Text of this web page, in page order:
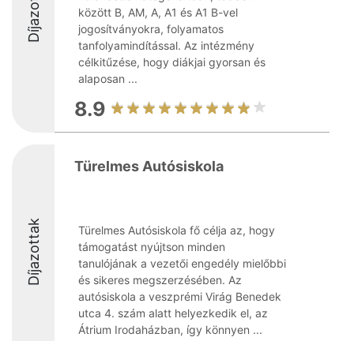
között B, AM, A, A1 és A1 B-vel
jogosítványokra, folyamatos
tanfolyamindítással. Az intézmény
célkitűzése, hogy diákjai gyorsan és
alaposan ...
8.9
Díjazottak
Türelmes Autósiskola
Türelmes Autósiskola fő célja az, hogy
támogatást nyújtson minden
tanulójának a vezetői engedély mielőbbi
és sikeres megszerzésében. Az
autósiskola a veszprémi Virág Benedek
utca 4. szám alatt helyezkedik el, az
Átrium Irodaházban, így könnyen ...